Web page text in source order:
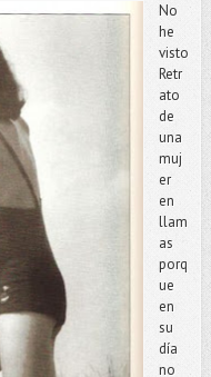
No
he
visto
Retr
ato
de
una
muj
er
en
llam
as
porq
ue
en
su
día
no